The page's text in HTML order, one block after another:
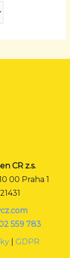
CR z.s.
00 Praha 1
559 783
GDPR